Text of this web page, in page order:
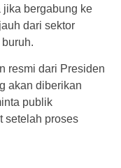
jika bergabung ke
dari sektor
resmi dari Presiden
akan diberikan
publik
setelah proses